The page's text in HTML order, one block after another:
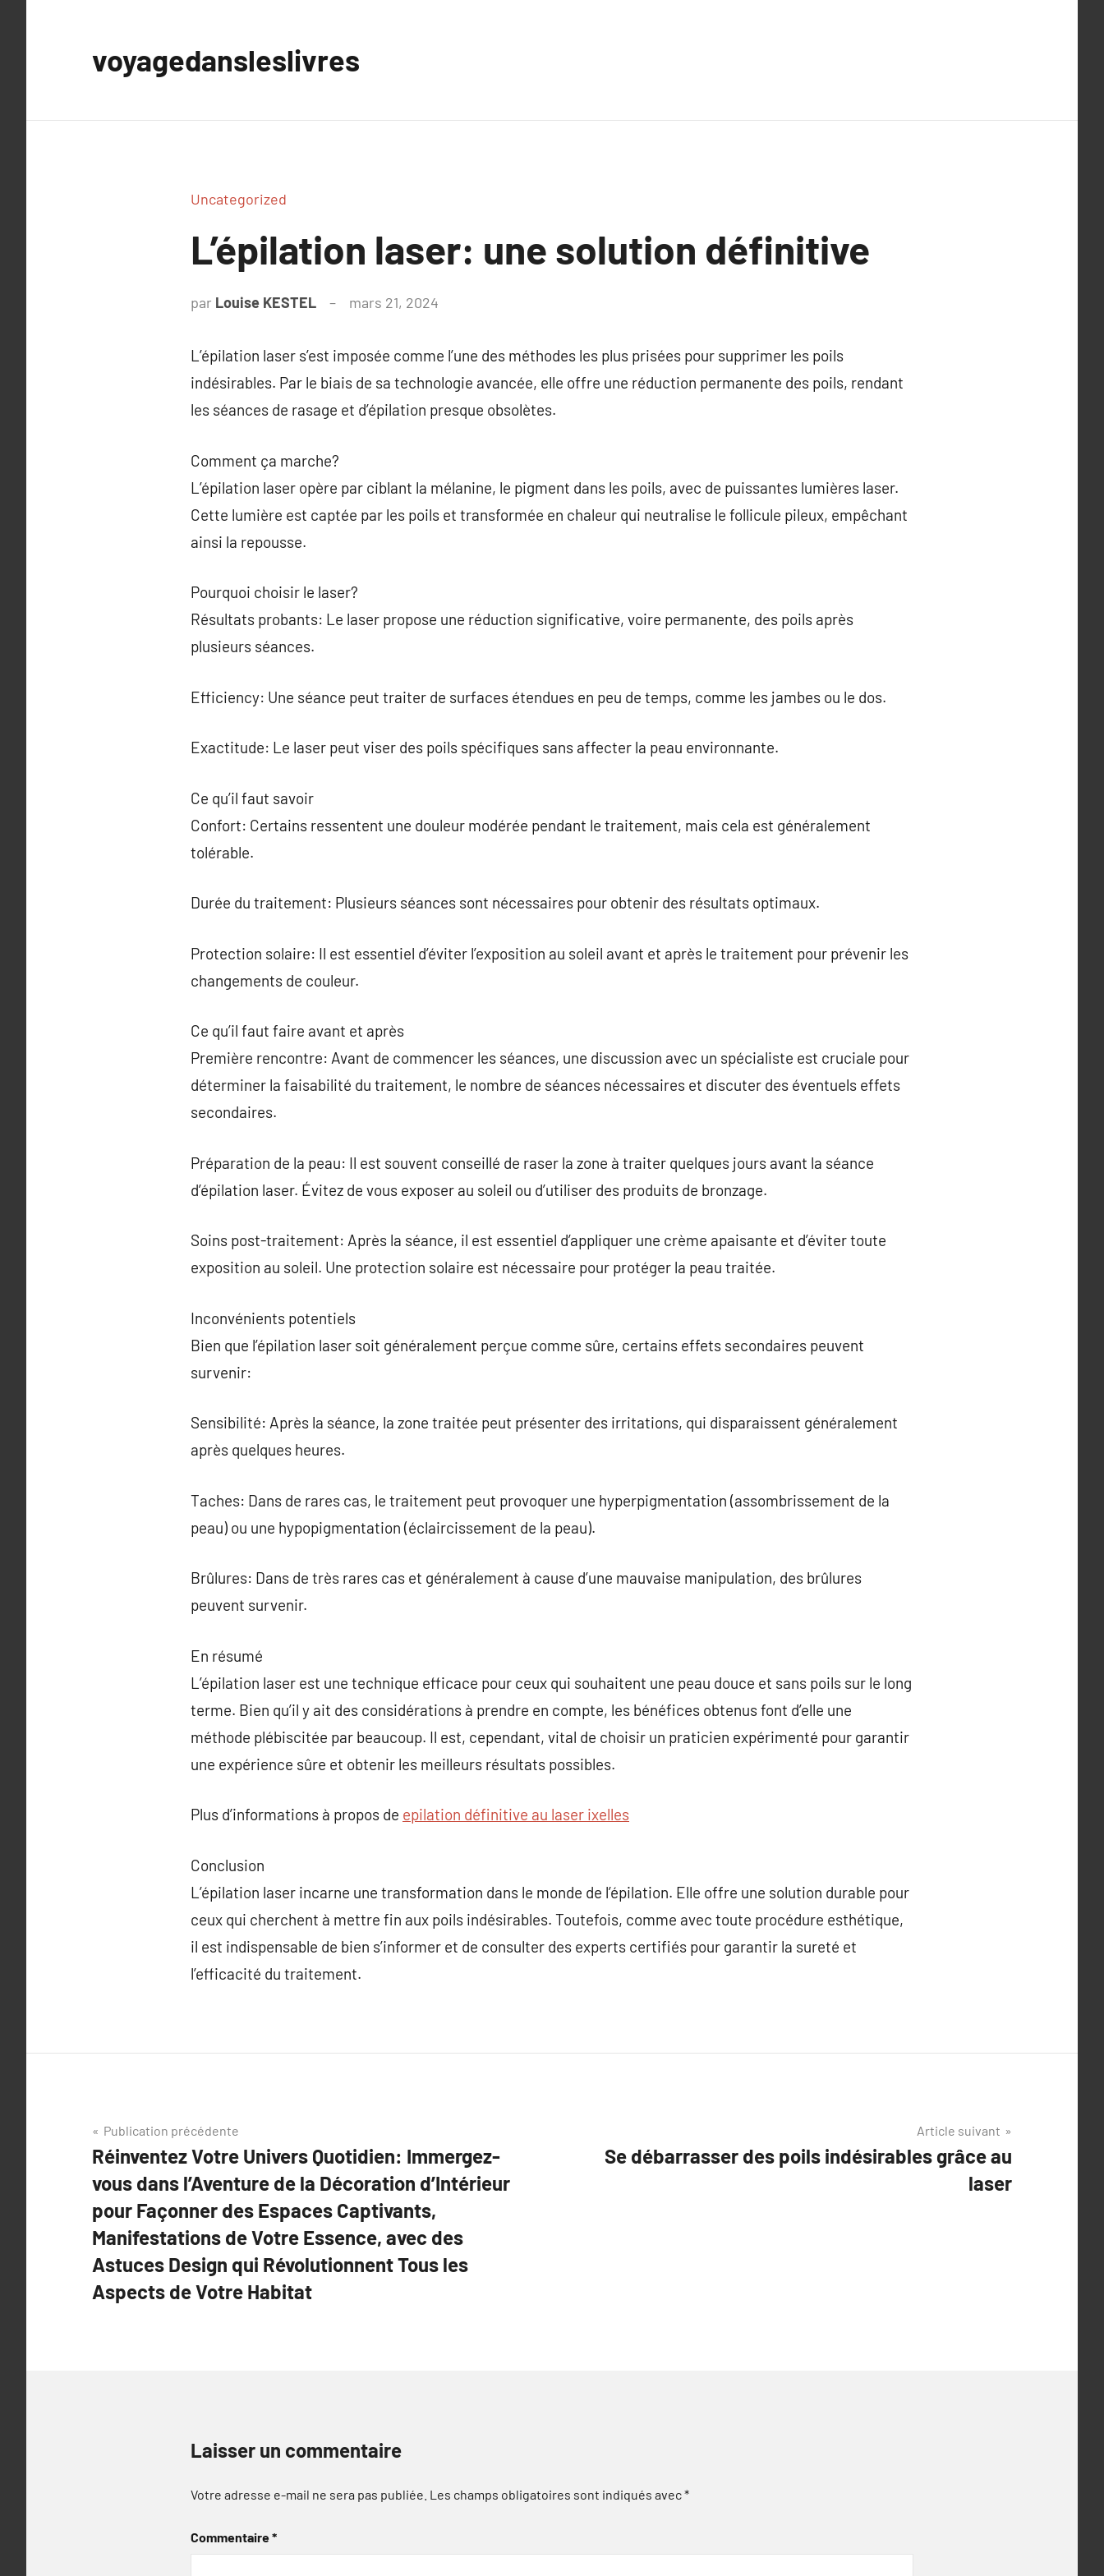
voyagedansleslivres
Uncategorized
L’épilation laser: une solution définitive
par Louise KESTEL mars 21, 2024
L’épilation laser s’est imposée comme l’une des méthodes les plus prisées pour supprimer les poils
indésirables. Par le biais de sa technologie avancée, elle offre une réduction permanente des poils, rendant
les séances de rasage et d’épilation presque obsolètes.
Comment ça marche?
L’épilation laser opère par ciblant la mélanine, le pigment dans les poils, avec de puissantes lumières laser.
Cette lumière est captée par les poils et transformée en chaleur qui neutralise le follicule pileux, empêchant
ainsi la repousse.
Pourquoi choisir le laser?
Résultats probants: Le laser propose une réduction significative, voire permanente, des poils après
plusieurs séances.
Efficiency: Une séance peut traiter de surfaces étendues en peu de temps, comme les jambes ou le dos.
Exactitude: Le laser peut viser des poils spécifiques sans affecter la peau environnante.
Ce qu’il faut savoir
Confort: Certains ressentent une douleur modérée pendant le traitement, mais cela est généralement
tolérable.
Durée du traitement: Plusieurs séances sont nécessaires pour obtenir des résultats optimaux.
Protection solaire: Il est essentiel d’éviter l’exposition au soleil avant et après le traitement pour prévenir les
changements de couleur.
Ce qu’il faut faire avant et après
Première rencontre: Avant de commencer les séances, une discussion avec un spécialiste est cruciale pour
déterminer la faisabilité du traitement, le nombre de séances nécessaires et discuter des éventuels effets
secondaires.
Préparation de la peau: Il est souvent conseillé de raser la zone à traiter quelques jours avant la séance
d’épilation laser. Évitez de vous exposer au soleil ou d’utiliser des produits de bronzage.
Soins post-traitement: Après la séance, il est essentiel d’appliquer une crème apaisante et d’éviter toute
exposition au soleil. Une protection solaire est nécessaire pour protéger la peau traitée.
Inconvénients potentiels
Bien que l’épilation laser soit généralement perçue comme sûre, certains effets secondaires peuvent
survenir:
Sensibilité: Après la séance, la zone traitée peut présenter des irritations, qui disparaissent généralement
après quelques heures.
Taches: Dans de rares cas, le traitement peut provoquer une hyperpigmentation (assombrissement de la
peau) ou une hypopigmentation (éclaircissement de la peau).
Brûlures: Dans de très rares cas et généralement à cause d’une mauvaise manipulation, des brûlures
peuvent survenir.
En résumé
L’épilation laser est une technique efficace pour ceux qui souhaitent une peau douce et sans poils sur le long
terme. Bien qu’il y ait des considérations à prendre en compte, les bénéfices obtenus font d’elle une
méthode plébiscitée par beaucoup. Il est, cependant, vital de choisir un praticien expérimenté pour garantir
une expérience sûre et obtenir les meilleurs résultats possibles.
Plus d’informations à propos de epilation définitive au laser ixelles
Conclusion
L’épilation laser incarne une transformation dans le monde de l’épilation. Elle offre une solution durable pour
ceux qui cherchent à mettre fin aux poils indésirables. Toutefois, comme avec toute procédure esthétique,
il est indispensable de bien s’informer et de consulter des experts certifiés pour garantir la sureté et
l’efficacité du traitement.
Navigation
de
l’article
Publication précédente
Réinventez Votre Univers Quotidien: Immergez-
vous dans l’Aventure de la Décoration d’Intérieur
pour Façonner des Espaces Captivants,
Manifestations de Votre Essence, avec des
Astuces Design qui Révolutionnent Tous les
Aspects de Votre Habitat
Article suivant
Se débarrasser des poils indésirables grâce au
laser
Laisser un commentaire
Votre adresse e-mail ne sera pas publiée. Les champs obligatoires sont indiqués avec*
Commentaire*